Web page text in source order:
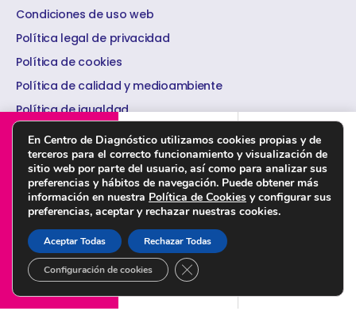
Condiciones de uso web
Política legal de privacidad
Política de cookies
Política de calidad y medioambiente
Política de igualdad
Política de seguridad de la información
© Copyright 2022 Centro de Diagnóstico Granada – Diseñado por
En Centro de Diagnóstico utilizamos cookies propias y de
terceros para el correcto funcionamiento y visualización de
sitio web por parte del usuario, así como para analizar sus
preferencias y hábitos de navegación. Puede obtener más
información en nuestra Política de Cookies y configurar sus
preferencias, aceptar y rechazar nuestras cookies.
Aceptar Todas Rechazar Todas
Configuración de cookies CERRAR EL BANNER DE